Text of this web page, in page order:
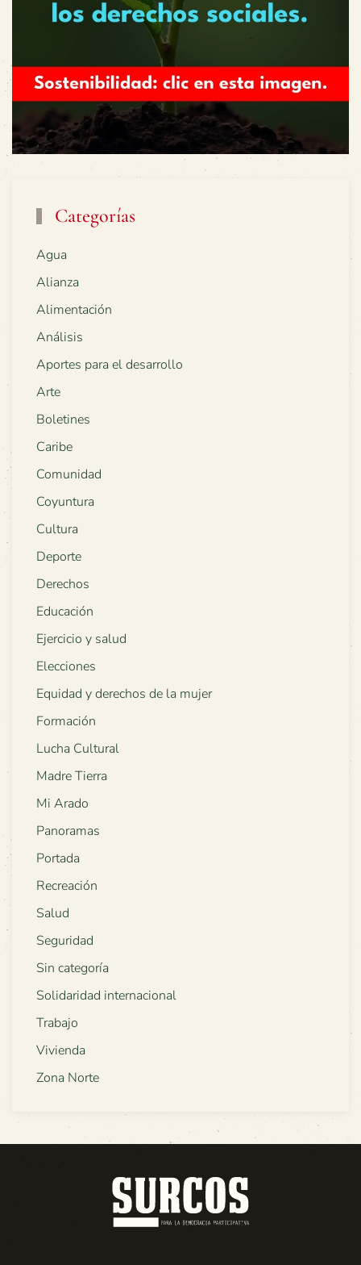
Categorías
Agua
Alianza
Alimentación
Análisis
Aportes para el desarrollo
Arte
Boletines
Caribe
Comunidad
Coyuntura
Cultura
Deporte
Derechos
Educación
Ejercicio y salud
Elecciones
Equidad y derechos de la mujer
Formación
Lucha Cultural
Madre Tierra
Mi Arado
Panoramas
Portada
Recreación
Salud
Seguridad
Sin categoría
Solidaridad internacional
Trabajo
Vivienda
Zona Norte